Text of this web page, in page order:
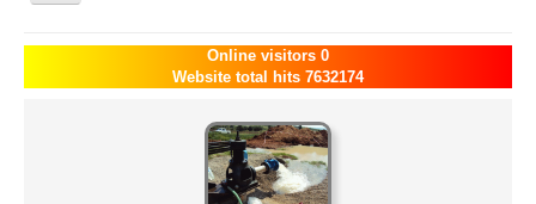
Navigation
Αρχική
Επιχείρηση
Online visitors 0
Website total hits 7632174